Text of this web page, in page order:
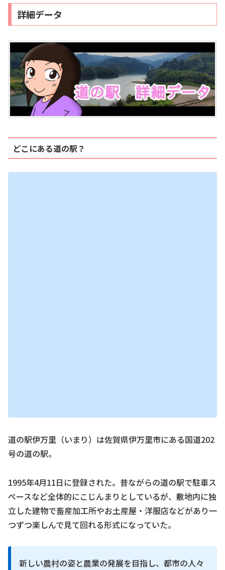
詳細データ
どこにある道の駅？
道の駅伊万里（いまり）は佐賀県伊万里市にある国道202
号の道の駅。
1995年4月11日に登録された。昔ながらの道の駅で駐車ス
ペースなど全体的にこじんまりとしているが、敷地内に独
立した建物で畜産加工所やお土産屋・洋服店などがあり一
つずつ楽しんで見て回れる形式になっていた。
新しい農村の姿と農業の発展を目指し、都市の人々